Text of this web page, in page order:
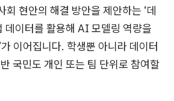
회 현안의 해결 방안을 제안하는 ‘데
데이터를 활용해 AI 모델링 역량을
이어집니다. 학생뿐 아니라 데이터
국민도 개인 또는 팀 단위로 참여할